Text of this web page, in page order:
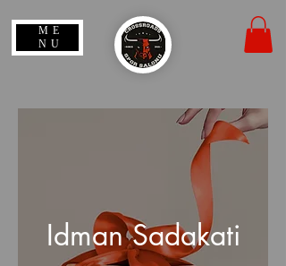
ME
NU
Idman Sadakati